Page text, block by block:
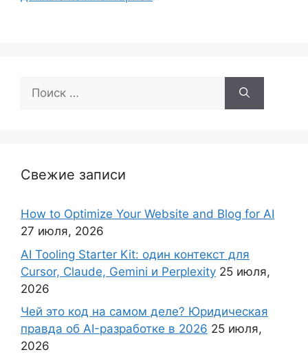
Поиск:
Свежие записи
How to Optimize Your Website and Blog for AI
27 июля, 2026
AI Tooling Starter Kit: один контекст для
Cursor, Claude, Gemini и Perplexity 25 июля,
2026
Чей это код на самом деле? Юридическая
правда об AI-разработке в 2026 25 июля,
2026